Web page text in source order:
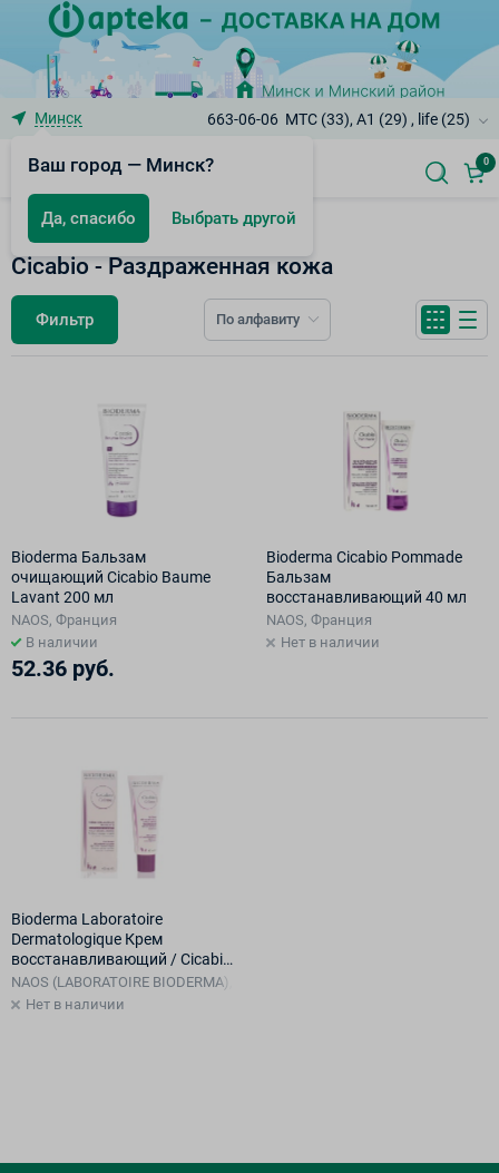
Минск
Ваш город — Минск?
Да, спасибо Выбрать другой
663-06-06 МТС (33), A1 (29) , life (25)
0
Bioderma
Cicabio - Раздраженная кожа
Фильтр По алфавиту
Bioderma Бальзам
очищающий Cicabio Baume
Lavant 200 мл
NAOS, Франция
В наличии
52.36 руб.
Bioderma Cicabio Pommade
Бальзам
восстанавливающий 40 мл
NAOS, Франция
Нет в наличии
Bioderma Laboratoire
Dermatologique Крем
восстанавливающий / Cicabio
cream 40 мл
NAOS (LABORATOIRE BIODERMA), Франция
Нет в наличии